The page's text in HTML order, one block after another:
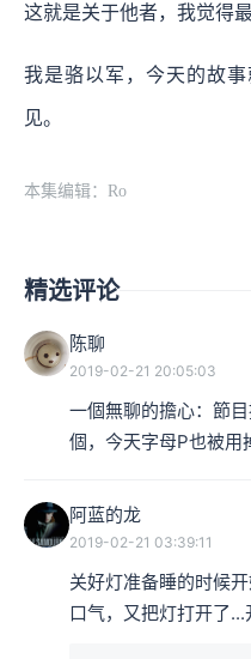
这就是关于他者，我觉得
我是骆以军，今天的故
见。
本集编辑：Ro
精选评论
陈聊
2019-02-21 20:05:03
一個無聊的擔心：節
個，今天字母P也被
阿蓝的龙
2019-02-21 03:39:11
关好灯准备睡的时候
口气，又把灯打开了